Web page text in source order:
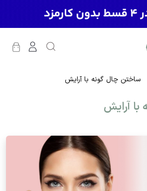
ساختن چال گونه با آرایش
آرایش